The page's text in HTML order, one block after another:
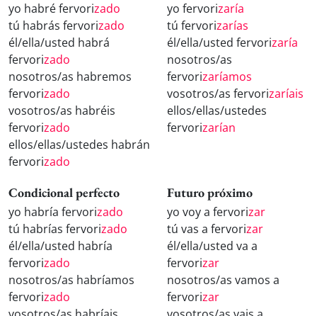
yo habré fervorizado
tú habrás fervorizado
él/ella/usted habrá
fervorizado
nosotros/as habremos
fervorizado
vosotros/as habréis
fervorizado
ellos/ellas/ustedes habrán
fervorizado
yo fervorizaría
tú fervorizarías
él/ella/usted fervorizaría
nosotros/as
fervorizaríamos
vosotros/as fervorizaríais
ellos/ellas/ustedes
fervorizarían
Condicional perfecto
yo habría fervorizado
tú habrías fervorizado
él/ella/usted habría
fervorizado
nosotros/as habríamos
fervorizado
Futuro próximo
yo voy a fervorizar
tú vas a fervorizar
él/ella/usted va a
fervorizar
nosotros/as vamos a
fervorizar